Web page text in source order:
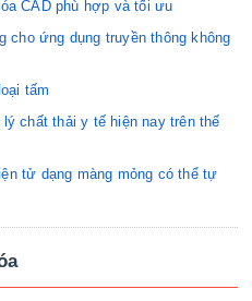
CAD phù hợp và tối ưu
cho ứng dụng truyền thông không
tấm
chất thải y tế hiện nay trên thế
tử dạng màng mỏng có thể tự